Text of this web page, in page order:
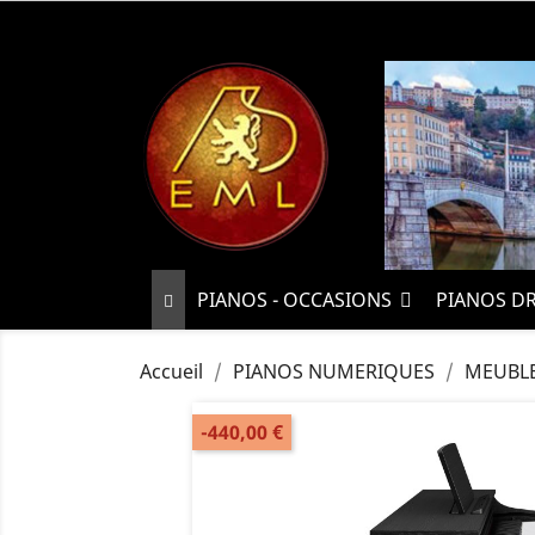
PIANOS - OCCASIONS PIANOS
Accueil PIANOS NUMERIQUES
-440,00 €